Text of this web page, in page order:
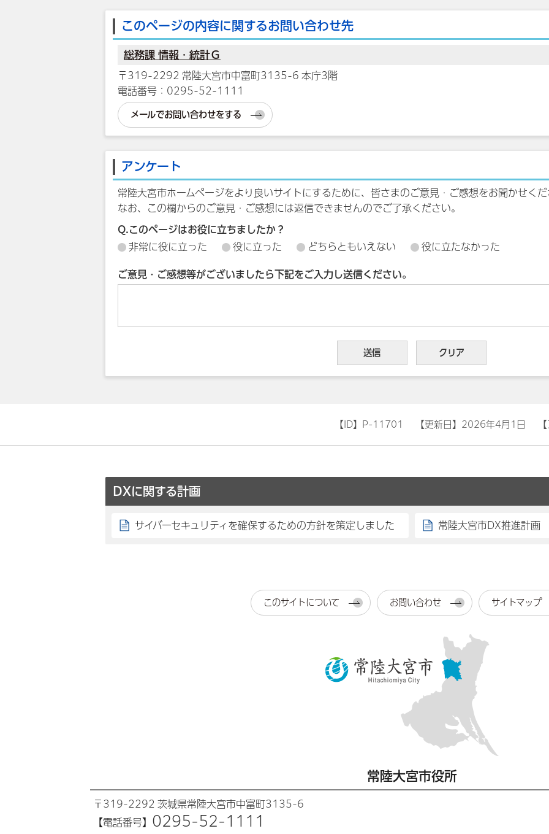
このページの内容に関するお問い合わせ先
総務課 情報・統計Ｇ
〒319-2292 常陸大宮市中富町3135-6 本庁3階
電話番号：0295-52-1111
メールでお問い合わせをする
アンケート
常陸大宮市ホームページをより良いサイトにするために、皆さまのご意見・ご感想をお聞かせく
なお、この欄からのご意見・ご感想には返信できませんのでご了承ください。
Q.このページはお役に立ちましたか？
非常に役に立った
役に立った どちらともいえない 役に立たなかった
ご意見・ご感想等がございましたら下記をご入力し送信ください。
【ID】 P-11701 【更新日】 2026年4月1日
DXに関する計画
サイバーセキュリティを確保するための方針を策定しました 常陸大宮市DX推進計画
このサイトについて お問い合わせ サイトマップ
常陸大宮市役所
〒319-2292 茨城県常陸大宮市中富町3135-6
【電話番号】 0295-52-1111